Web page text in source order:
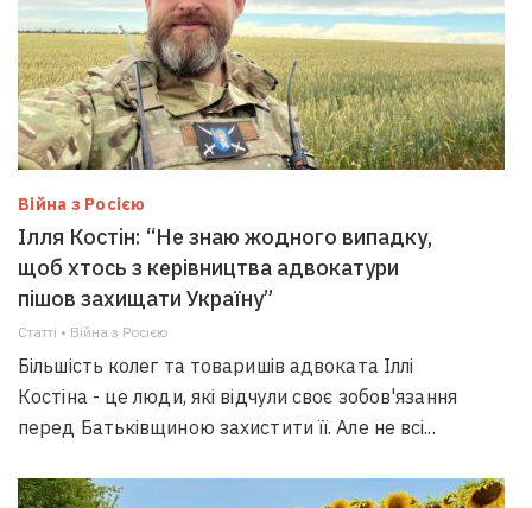
Війна з Росією
Ілля Костін: “Не знаю жодного випадку,
щоб хтось з керівництва адвокатури
пішов захищати Україну”
Статті • Війна з Росією
Більшість колег та товаришів адвоката Іллі
Костіна - це люди, які відчули своє зобов'язання
перед Батьківщиною захистити її. Але не всі...